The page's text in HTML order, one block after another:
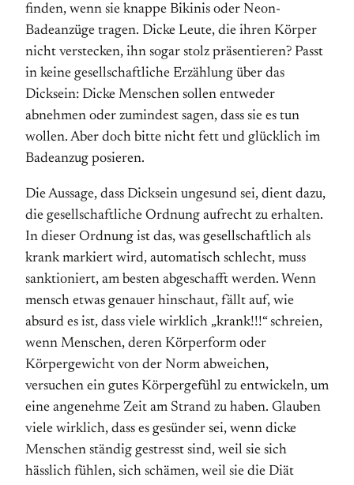
finden, wenn sie knappe Bikinis oder Neon-
Badeanzüge tragen. Dicke Leute, die ihren Körper
nicht verstecken, ihn sogar stolz präsentieren? Passt
in keine gesell­schaftliche Erzählung über das
Dicksein: Dicke Menschen sollen entweder
abnehmen oder zumindest sagen, dass sie es tun
wollen. Aber doch bitte nicht fett und glücklich im
Badeanzug posieren.
Die Aussage, dass Dicksein ungesund sei, dient dazu,
die gesell­schaftliche Ordnung aufrecht zu erhalten.
In dieser Ordnung ist das, was gesellschaftlich als
krank markiert wird, automatisch schlecht, muss
sanktioniert, am besten abgeschafft werden. Wenn
mensch etwas genauer hinschaut, fällt auf, wie
absurd es ist, dass viele wirklich „krank!!!“ schreien,
wenn Menschen, deren Körperform oder
Körpergewicht von der Norm abweichen,
versuchen ein gutes Körper­gefühl zu entwickeln, um
eine angenehme Zeit am Strand zu haben. Glauben
viele wirklich, dass es gesünder sei, wenn dicke
Menschen ständig gestresst sind, weil sie sich
hässlich fühlen, sich schämen, weil sie die Diät